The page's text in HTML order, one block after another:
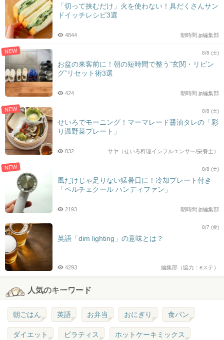
「切って挟むだけ」火を使わない！具だくさんサン
ドイッチレシピ3選
朝時間.jp編集部
4844
NEW 8/8 (土)
お盆の来客前に！朝の短時間で整う“玄関・リビン
グ”リセット術3選
朝時間.jp編集部
424
NEW 8/8 (土)
せいろでモーニング！マーマレード醤油タレの「彩
り温野菜プレート」
サヤ（せいろ料理インフルエンサー/栄養士）
832
NEW 8/8 (土)
風だけじゃ足りない猛暑日に！冷却プレート付き
「ペルチェクール ハンディファン」
朝時間.jp編集部
2193
8/7 (金)
英語「dim lighting」の意味とは？
編集部（協力：eステ）
4293
人気のキーワード
朝ごはん 英語 お弁当 おにぎり 食パン
ダイエット ピラティス ホットケーキミックス